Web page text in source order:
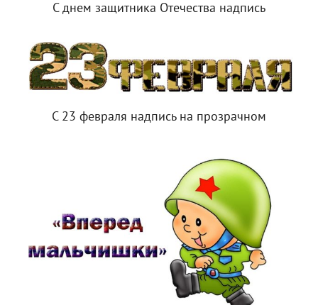
С днем защитника Отечества надпись
С 23 февраля надпись на прозрачном